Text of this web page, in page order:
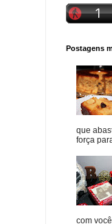
Postagens
que
força
com